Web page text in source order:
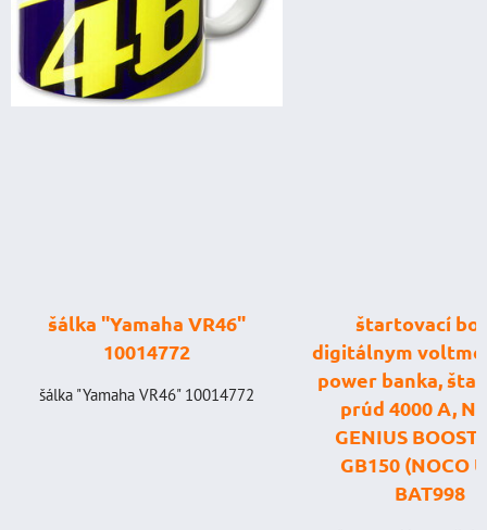
šálka "Yamaha VR46"
10014772
šálka "Yamaha VR46" 10014772
štartovací
digitálnym
power banka,
prúd 4000 A,
GENIUS BOOST
GB150 (NOCO
BAT998